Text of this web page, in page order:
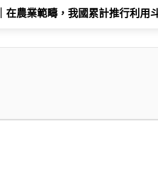
在農業範疇，我國累計推行利